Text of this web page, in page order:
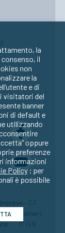
– C.F.
|Disclaimer
IT EN
la
il
non
la
e di
visitatori del
banner
di default e
utilizzando
oppure
preferenze
informazioni
Policy; per
è possibile